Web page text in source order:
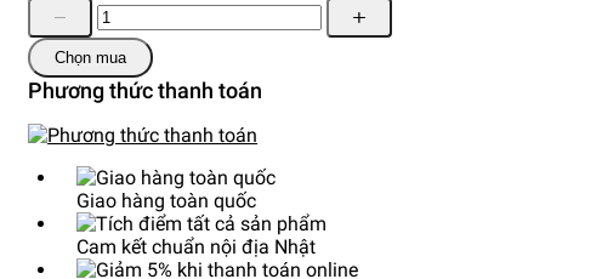
Chọn mua
Phương thức thanh toán
Giao hàng toàn quốc
Cam kết chuẩn nội địa Nhật